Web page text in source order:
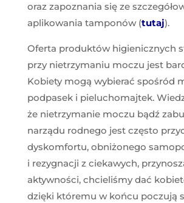
oraz zapoznania się ze
aplikowania tamponów (tutaj).
Oferta produktów higienicznych
przy nietrzymaniu moczu jest
Kobiety mogą wybierać spośród
podpasek i pieluchomajtek.
że nietrzymanie moczu bądź
narządu rodnego jest często
dyskomfortu, obniżonego
i rezygnacji z ciekawych,
aktywności, chcieliśmy dać
dzięki któremu w końcu poczują